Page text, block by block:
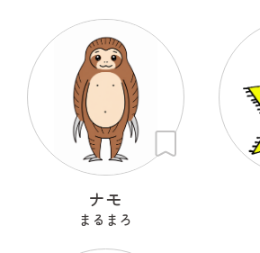
ナモ
まるまろ